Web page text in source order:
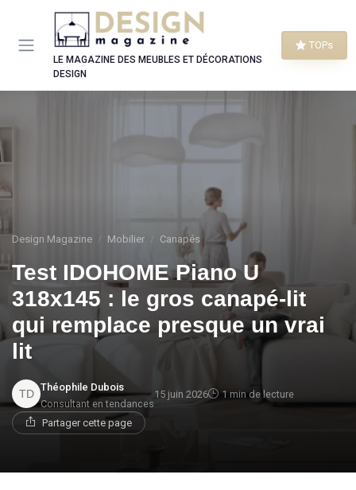
LE MAGAZINE DES MEUBLES ET DÉCORATIONS
DESIGN
TOPs
Design Magazine Mobilier Canapés
Test IDOHOME Piano U
318x145 : le gros canapé-lit
qui remplace presque un vrai
lit
Théophile Dubois
Consultant en tendances
15 juin 2026 1 min de lecture
Partager cette page
Panneau de gestion des cookies